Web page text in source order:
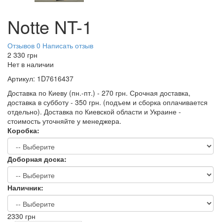
Notte NT-1
Отзывов 0 Написать отзыв
2 330 грн
Нет в наличии
Артикул: 1D7616437
Доставка по Киеву (пн.-пт.) - 270 грн. Срочная доставка,
доставка в субботу - 350 грн. (подъем и сборка оплачивается
отдельно). Доставка по Киевской области и Украине -
стоимость уточняйте у менеджера.
Коробка:
Доборная доска:
Наличник:
2330 грн